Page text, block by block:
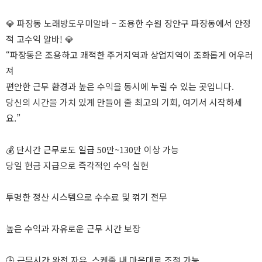
💎 파장동 노래방도우미알바 – 조용한 수원 장안구 파장동에서 안정
적 고수익 알바! 💎
“파장동은 조용하고 쾌적한 주거지역과 상업지역이 조화롭게 어우러
져
편안한 근무 환경과 높은 수익을 동시에 누릴 수 있는 곳입니다.
당신의 시간을 가치 있게 만들어 줄 최고의 기회, 여기서 시작하세
요.”
💰 단시간 근무로도 일급 50만~130만 이상 가능
당일 현금 지급으로 즉각적인 수익 실현
투명한 정산 시스템으로 수수료 및 꺾기 전무
높은 수익과 자유로운 근무 시간 보장